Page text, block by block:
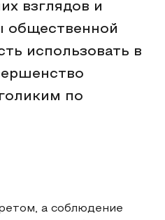
взглядов и
общественной
использовать в
по
а соблюдение